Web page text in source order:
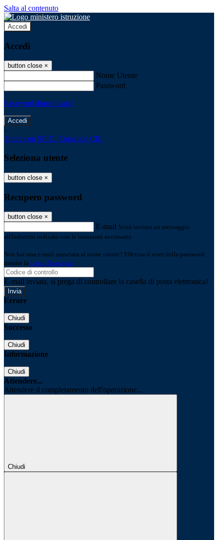
Salta al contenuto
Accedi
Accedi
button close ×
Nome Utente
Password
Password dimenticata?
-
Entra con SPID Entra con CIE
Seleziona utente
button close ×
Recupero password
button close ×
E-mail Verrà inviato un messaggio
all'indirizzo indicato con le istruzioni necessarie.
Non hai una e-mail associata al nome utente? Effettua il reset della password
tramite la Login Spaggiari
E-mail inviata, si prega di controllare la casella di posta elettronica!
Errore
Chiudi
Successo
Chiudi
Informazione
Chiudi
Attendere...
Attendere il completamento dell'operazione...
Chiudi